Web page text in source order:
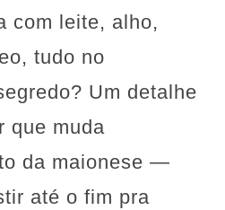
com leite, alho,
tudo no
Um detalhe
que muda
da maionese —
até o fim pra